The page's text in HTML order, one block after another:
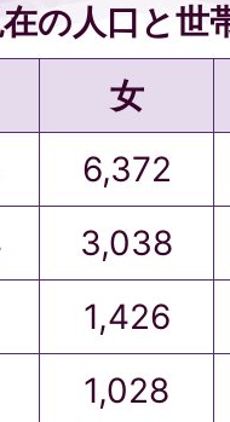
の人口と世
女
6,372
3,038
1,426
1,028